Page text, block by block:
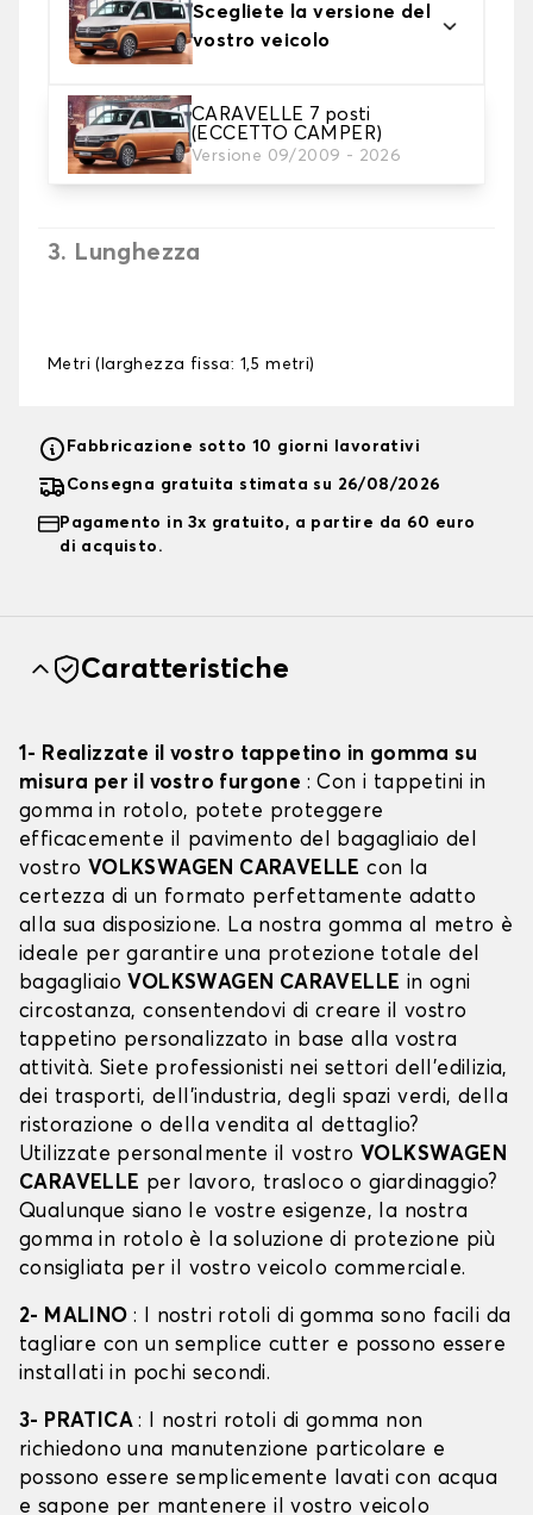
Scegliete la versione del
vostro veicolo
CARAVELLE 7 posti
(ECCETTO CAMPER)
Versione 09/2009 - 2026
2. Colori dei tappetini
Scegli il materiale del tappetino baule.
3. Lunghezza
Metri (larghezza fissa: 1,5 metri)
Fabbricazione sotto 10 giorni lavorativi
Consegna gratuita stimata su 26/08/2026
Pagamento in 3x gratuito, a partire da 60 euro
di acquisto.
Caratteristiche
1- Realizzate il vostro tappetino in gomma su
misura per il vostro furgone : Con i tappetini in
gomma in rotolo, potete proteggere
efficacemente il pavimento del bagagliaio del
vostro VOLKSWAGEN CARAVELLE con la
certezza di un formato perfettamente adatto
alla sua disposizione. La nostra gomma al metro è
ideale per garantire una protezione totale del
bagagliaio VOLKSWAGEN CARAVELLE in ogni
circostanza, consentendovi di creare il vostro
tappetino personalizzato in base alla vostra
attività. Siete professionisti nei settori dell'edilizia,
dei trasporti, dell'industria, degli spazi verdi, della
ristorazione o della vendita al dettaglio?
Utilizzate personalmente il vostro VOLKSWAGEN
CARAVELLE per lavoro, trasloco o giardinaggio?
Qualunque siano le vostre esigenze, la nostra
gomma in rotolo è la soluzione di protezione più
consigliata per il vostro veicolo commerciale.
2- MALINO : I nostri rotoli di gomma sono facili da
tagliare con un semplice cutter e possono essere
installati in pochi secondi.
3- PRATICA: I nostri rotoli di gomma non
richiedono una manutenzione particolare e
possono essere semplicemente lavati con acqua
e sapone per mantenere il vostro veicolo